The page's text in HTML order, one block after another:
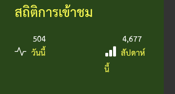
สถิติการเข้าชม
504
วันนี้
4,677
สัปดาห์
นี้